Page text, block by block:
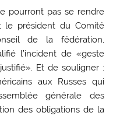
pourront pas se rendre
le président du Comité
de la fédération,
l’incident de «geste
Et de souligner :
aux Russes qui
générale des
des obligations de la